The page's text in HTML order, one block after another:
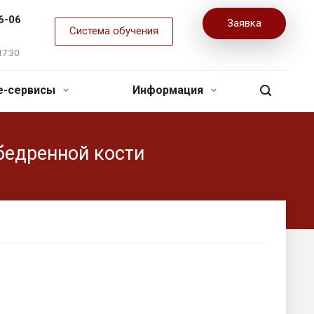
06
Система обучения
Заявка
сервисы Информация
кости